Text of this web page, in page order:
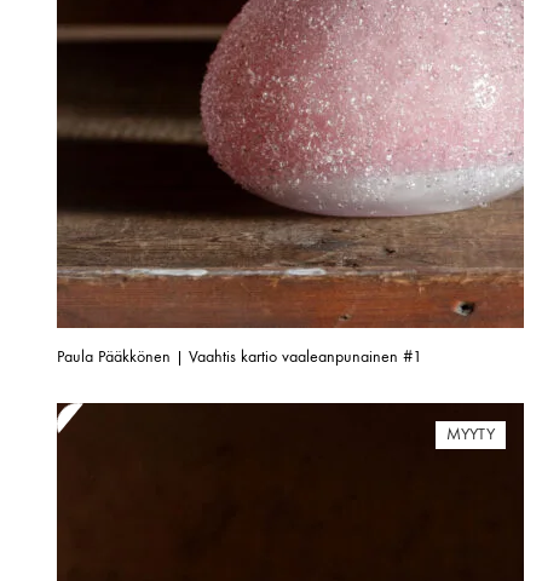
Paula Pääkkönen | Vaahtis kartio vaaleanpunainen #1
MYYTY